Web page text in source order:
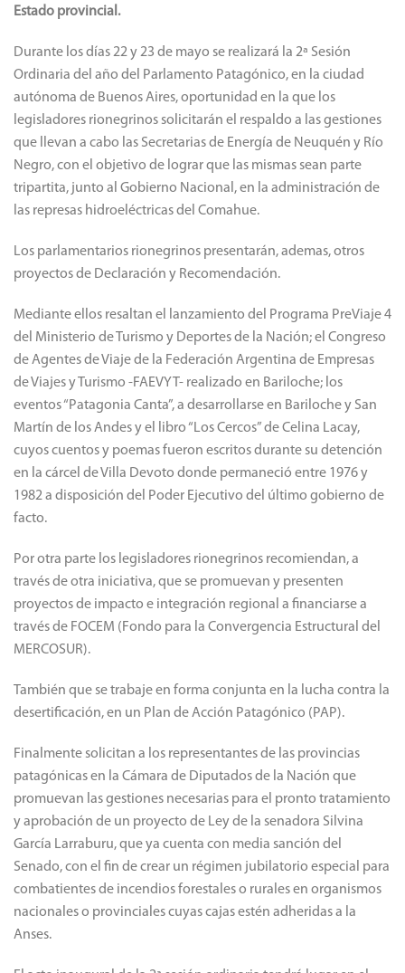
Estado provincial.
Durante los días 22 y 23 de mayo se realizará la 2ª Sesión
Ordinaria del año del Parlamento Patagónico, en la ciudad
autónoma de Buenos Aires, oportunidad en la que los
legisladores rionegrinos solicitarán el respaldo a las gestiones
que llevan a cabo las Secretarias de Energía de Neuquén y Río
Negro, con el objetivo de lograr que las mismas sean parte
tripartita, junto al Gobierno Nacional, en la administración de
las represas hidroeléctricas del Comahue.
Los parlamentarios rionegrinos presentarán, ademas, otros
proyectos de Declaración y Recomendación.
Mediante ellos resaltan el lanzamiento del Programa PreViaje 4
del Ministerio de Turismo y Deportes de la Nación; el Congreso
de Agentes de Viaje de la Federación Argentina de Empresas
de Viajes y Turismo -FAEVYT- realizado en Bariloche; los
eventos “Patagonia Canta”, a desarrollarse en Bariloche y San
Martín de los Andes y el libro “Los Cercos” de Celina Lacay,
cuyos cuentos y poemas fueron escritos durante su detención
en la cárcel de Villa Devoto donde permaneció entre 1976 y
1982 a disposición del Poder Ejecutivo del último gobierno de
facto.
Por otra parte los legisladores rionegrinos recomiendan, a
través de otra iniciativa, que se promuevan y presenten
proyectos de impacto e integración regional a financiarse a
través de FOCEM (Fondo para la Convergencia Estructural del
MERCOSUR).
También que se trabaje en forma conjunta en la lucha contra la
desertificación, en un Plan de Acción Patagónico (PAP).
Finalmente solicitan a los representantes de las provincias
patagónicas en la Cámara de Diputados de la Nación que
promuevan las gestiones necesarias para el pronto tratamiento
y aprobación de un proyecto de Ley de la senadora Silvina
García Larraburu, que ya cuenta con media sanción del
Senado, con el fin de crear un régimen jubilatorio especial para
combatientes de incendios forestales o rurales en organismos
nacionales o provinciales cuyas cajas estén adheridas a la
Anses.